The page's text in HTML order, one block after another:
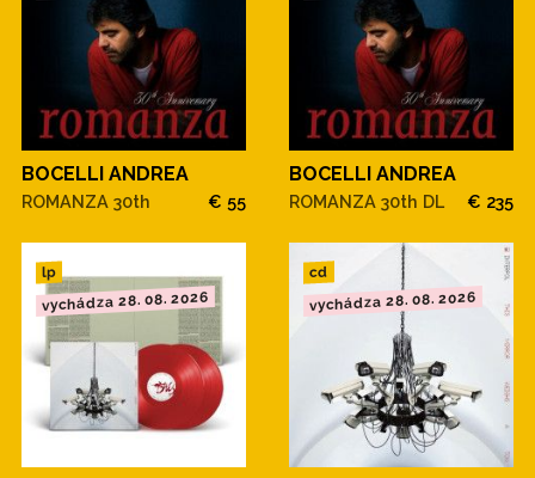
BOCELLI ANDREA
ROMANZA 30th € 55
BOCELLI ANDREA
ROMANZA 30th DL € 235
lp
vychádza 28. 08. 2026
cd
vychádza 28. 08. 2026